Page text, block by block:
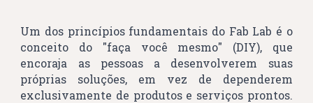
Um dos princípios fundamentais do Fab Lab é o
conceito do "faça você mesmo" (DIY), que
encoraja as pessoas a desenvolverem suas
próprias soluções, em vez de dependerem
exclusivamente de produtos e serviços prontos.